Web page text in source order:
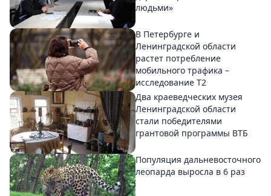
людьми»
В Петербурге и
Ленинградской области
растет потребление
мобильного трафика –
исследование T2
Два краеведческих музея
Ленинградской области
стали победителями
грантовой программы ВТБ
Популяция дальневосточного
леопарда выросла в 6 раз